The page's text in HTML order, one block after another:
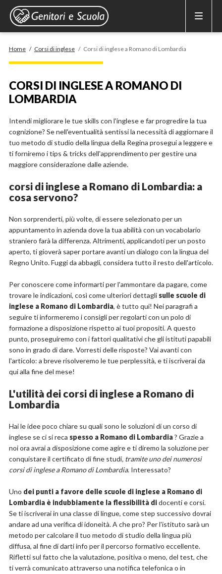
SCUOLE PRIVATE
SCUOLE SERALI
Home / Corsi di inglese / Corsi di inglese a Romano di Lombardia
CORSI DI INGLESE A ROMANO DI
LOMBARDIA
Intendi migliorare le tue skills con l'inglese e far progredire la tua
cognizione? Se nell'eventualità sentissi la necessità di aggiornare il
tuo metodo di studio della lingua della Regina prosegui a leggere e
ti forniremo i tips & tricks dell'apprendimento per gestire una
maggiore considerazione dalle aziende.
corsi di inglese a Romano di Lombardia: a
cosa servono?
Non sorprenderti, più volte, di essere selezionato per un
appuntamento in azienda dove la tua abilità con un vocabolario
straniero farà la differenza. Altrimenti, applicandoti per un posto
aperto, ti gioverà saper portare avanti un dialogo con la lingua del
Regno Unito. Fuggi da abbagli, considera tutto il resto dell'articolo.
Per conoscere come informarti per l'ammontare da pagare, come
trovare le indicazioni, così come ulteriori dettagli sulle scuole di
inglese a Romano di Lombardia, è tutto qui! Nei paragrafi a
seguire ti informeremo i consigli per regolarti con un polo di
formazione a disposizione rispetto ai tuoi propositi. A questo
punto, proseguiremo con i fattori qualitativi che gli istituti papabili
sono in grado di dare. Vorresti delle risposte? Vai avanti con
l'articolo: a breve risolveremo le tue perplessità, e ti iscriverai da
qui alla fine del mese!
L'utilità dei corsi di inglese a Romano di
Lombardia
Hai le idee poco chiare su quali sono le soluzioni di un corso di
inglese se ci si reca spesso a Romano di Lombardia? Grazie a
noi ora avrai a disposizione come agire e ti diremo la soluzione per
conquistare il certificato di fine studi, tramite uno dei numerosi
corsi di inglese a Romano di Lombardia. Interessato?
Uno dei punti a favore delle scuole di inglese a Romano di
Lombardia è indubbiamente la flessibilità didocenti e corsi.
Se ti iscriverai in una classe di lingue, come step successivo dovrai
andare ad una verifica di idoneità. A che pro? Per l'istituto sarà un
metodo per calcolare il tuo metodo di studio della lingua più
diffusa, al fine di darti info per il percorso formativo eccellente.
Rifletti sul fatto che la valutazione, positiva o meno, del test, che
ti verrà comunicato attraverso una notifica telefonica o in